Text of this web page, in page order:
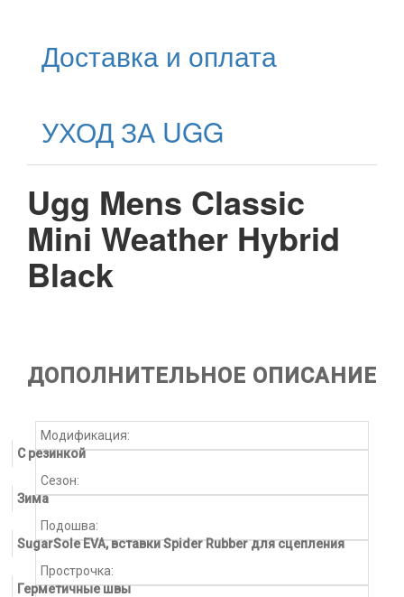
Доставка и оплата
УХОД ЗА UGG
Ugg Mens Classic
Mini Weather Hybrid
Black
ДОПОЛНИТЕЛЬНОЕ ОПИСАНИЕ
Модификация:
С резинкой
Сезон:
Зима
Подошва:
SugarSole EVA, вставки Spider Rubber для сцепления
Прострочка:
Герметичные швы